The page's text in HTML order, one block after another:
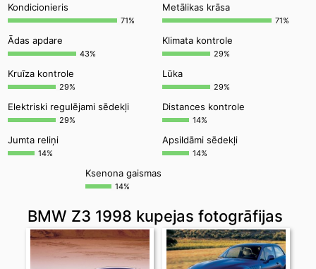
Kondicionieris
71%
Metālikas krāsa
71%
Ādas apdare
43%
Klimata kontrole
29%
Kruīza kontrole
29%
Lūka
29%
Elektriski regulējami sēdekļi
29%
Distances kontrole
14%
Jumta reliņi
14%
Apsildāmi sēdekļi
14%
Ksenona gaismas
14%
BMW Z3 1998 kupejas fotogrāfijas